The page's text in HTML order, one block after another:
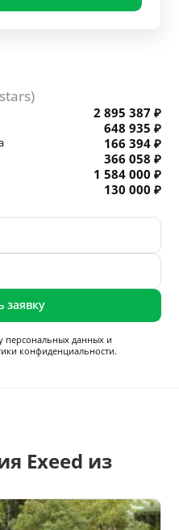
2 895 387 ₽
648 935 ₽
166 394 ₽
366 058 ₽
1 584 000 ₽
130 000 ₽
заявку
персональных данныхи
конфиденциальности.
Exeed из